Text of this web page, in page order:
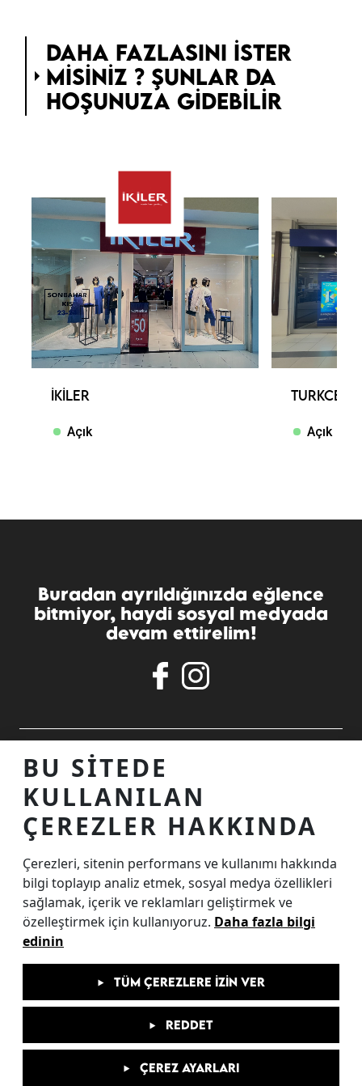
DAHA FAZLASINI ISTER
MISINIZ ? ŞUNLAR DA
HOŞUNUZA GIDEBILIR
İKILER
Açık
TURKCELL
Açık
Buradan ayrıldığınızda eğlence
bitmiyor, haydi sosyal medyada
devam ettirelim!
ALIŞVERIŞ MERKEZINIZ
TEMASTA OLALIM
İnternet Sitesi Ziyaretçi Aydınlatma Metni
Çerez Aydınlatma Metni
KVKK Başvuru Formu
Enerji Politikası Metni
BU SITEDE
KULLANILAN
ÇEREZLER HAKKINDA
Çerezleri, sitenin performans ve kullanımı hakkında
bilgi toplayıp analiz etmek, sosyal medya özellikleri
sağlamak, içerik ve reklamları geliştirmek ve
özelleştirmek için kullanıyoruz. Daha fazla bilgi
edinin
TÜM ÇEREZLERE İZIN VER
REDDET
ÇEREZ AYARLARI